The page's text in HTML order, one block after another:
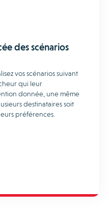
des scénarios
vos scénarios suivant
qui leur
donnée, une même
destinataires soit
préférences.